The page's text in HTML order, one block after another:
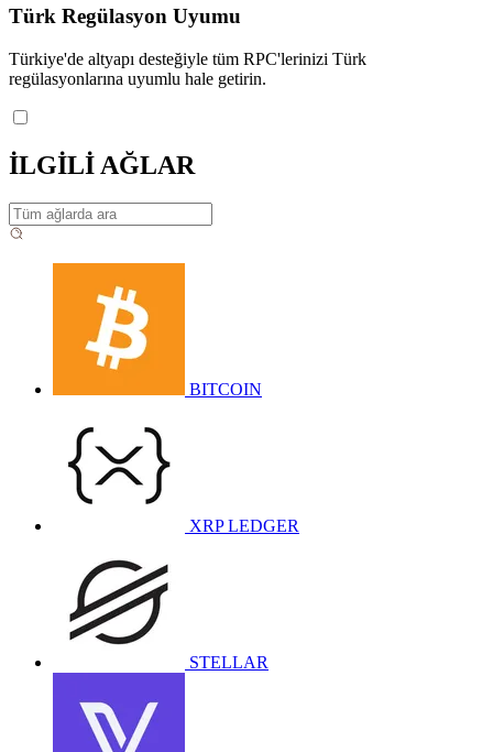
Türk Regülasyon Uyumu
Türkiye'de altyapı desteğiyle tüm RPC'lerinizi Türk
regülasyonlarına uyumlu hale getirin.
İLGİLİ AĞLAR
BITCOIN
XRP LEDGER
STELLAR